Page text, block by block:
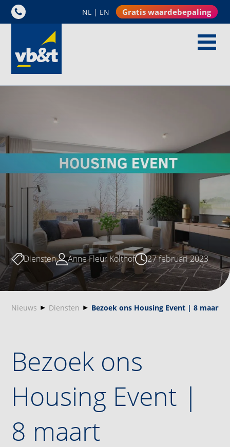
NL | EN Gratis waardebepaling
Diensten Anne Fleur Kolthof 27 februari 2023
Nieuws Diensten Bezoek ons Housing Event | 8 maart
Bezoek ons
Housing Event |
8 maart